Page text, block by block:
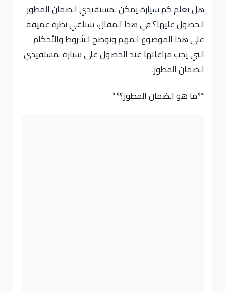
هل تعلم كم سيارة يمكن لمستفيدي الضمان المطور
الحصول عليها؟ في هذا المقال، سنلقي نظرة عميقة
على هذا الموضوع المهم ونوضح الشروط والأحكام
التي يجب مراعاتها عند الحصول على سيارة لمستفيدي
الضمان المطور.
**ما هو الضمان المطور؟**